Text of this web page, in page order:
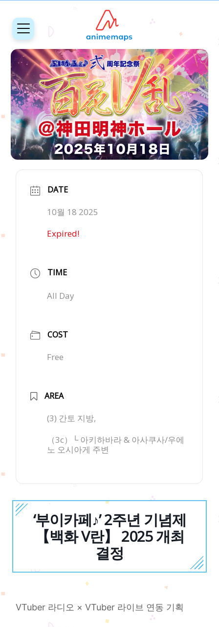
DATE
10월 18 2025
Expired!
TIME
All Day
COST
Free
AREA
(3) 간토 지방,
（3c）└ 아키하바라 & 아사쿠사/우에
노 오시아게 주변
‘부이카페♪’ 2주년 기념제
【백화 V란】 2025 개최
결정
VTuber 라디오 × VTuber 라이브 연동 기획